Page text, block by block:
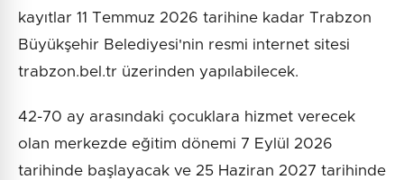
kayıtlar 11 Temmuz 2026 tarihine kadar Trabzon
Büyükşehir Belediyesi'nin resmi internet sitesi
trabzon.bel.tr üzerinden yapılabilecek.
42-70 ay arasındaki çocuklara hizmet verecek
olan merkezde eğitim dönemi 7 Eylül 2026
tarihinde başlayacak ve 25 Haziran 2027 tarihinde